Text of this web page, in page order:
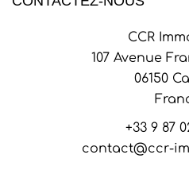
CCR
107 Avenue
06150
+33 9 87
contact@ccr-